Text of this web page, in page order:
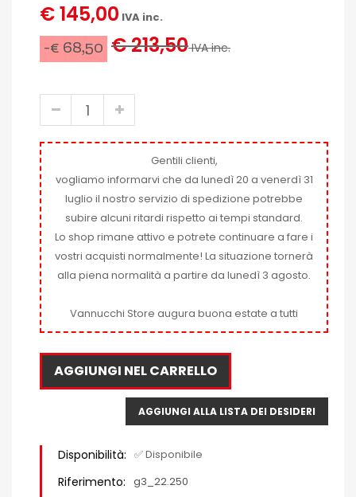
€ 145,00 IVA inc.
-€ 68,50 € 213,50IVA inc.
Gentili clienti,
vogliamo informarvi che da lunedì 20 a venerdì 31
luglio il nostro servizio di spedizione potrebbe
subire alcuni ritardi rispetto ai tempi standard.
Lo shop rimane attivo e potrete continuare a fare i
vostri acquisti normalmente! La situazione tornerà
alla piena normalità a partire da lunedì 3 agosto.
Vannucchi Store augura buona estate a tutti
AGGIUNGI NEL CARRELLO
AGGIUNGI ALLA LISTA DEI DESIDERI
Disponibilità: ✅ Disponibile
Riferimento: g3_22.250